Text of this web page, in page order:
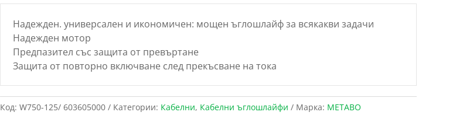
Надежден. универсален и икономичен: мощен ъглошлайф за всякакви задачи
Надежден мотор
Предпазител със защита от превъртане
Защита от повторно включване след прекъсване на тока
Код: W750-125/ 603605000 Категории: Кабелни, Кабелни ъглошлайфи Марка: METABO